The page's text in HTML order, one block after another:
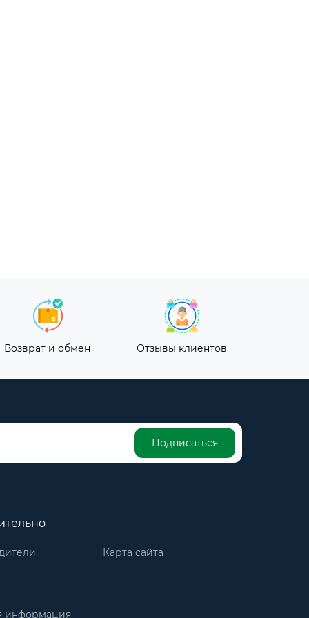
Возврат и обмен Отзывы клиентов
Подписаться
Карта сайта
информация